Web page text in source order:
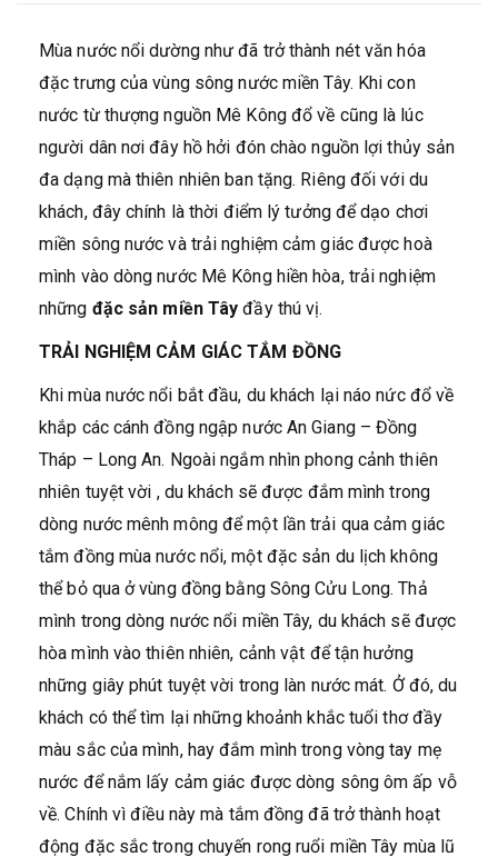
Mùa nước nổi dường như đã trở thành nét văn hóa
đặc trưng của vùng sông nước miền Tây. Khi con
nước từ thượng nguồn Mê Kông đổ về cũng là lúc
người dân nơi đây hồ hởi đón chào nguồn lợi thủy sản
đa dạng mà thiên nhiên ban tặng. Riêng đối với du
khách, đây chính là thời điểm lý tưởng để dạo chơi
miền sông nước và trải nghiệm cảm giác được hoà
mình vào dòng nước Mê Kông hiền hòa, trải nghiệm
những đặc sản miền Tây đầy thú vị.
TRẢI NGHIỆM CẢM GIÁC TẮM ĐỒNG
Khi mùa nước nổi bắt đầu, du khách lại náo nức đổ về
khắp các cánh đồng ngập nước An Giang – Đồng
Tháp – Long An. Ngoài ngắm nhìn phong cảnh thiên
nhiên tuyệt vời , du khách sẽ được đắm mình trong
dòng nước mênh mông để một lần trải qua cảm giác
tắm đồng mùa nước nổi, một đặc sản du lịch không
thể bỏ qua ở vùng đồng bằng Sông Cửu Long. Thả
mình trong dòng nước nổi miền Tây, du khách sẽ được
hòa mình vào thiên nhiên, cảnh vật để tận hưởng
những giây phút tuyệt vời trong làn nước mát. Ở đó, du
khách có thể tìm lại những khoảnh khắc tuổi thơ đầy
màu sắc của mình, hay đắm mình trong vòng tay mẹ
nước để nắm lấy cảm giác được dòng sông ôm ấp vỗ
về. Chính vì điều này mà tắm đồng đã trở thành hoạt
động đặc sắc trong chuyến rong ruổi miền Tây mùa lũ